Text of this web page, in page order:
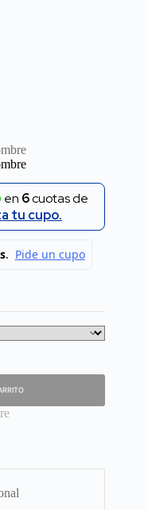
en 6cuotas de
tu cupo.